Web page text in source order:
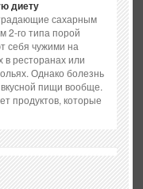
диету
сахарным
2-го типа порой
себя чужими на
в ресторанах или
Однако болезнь
пищи вообще.
продуктов, которые